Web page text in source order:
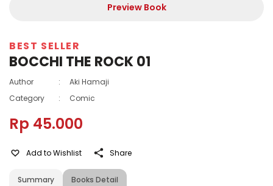
Preview Book
BEST SELLER
BOCCHI THE ROCK 01
Author :
Aki Hamaji
Category
: Comic
Rp 45.000
Summary Books Detail
Add to Wishlist Share